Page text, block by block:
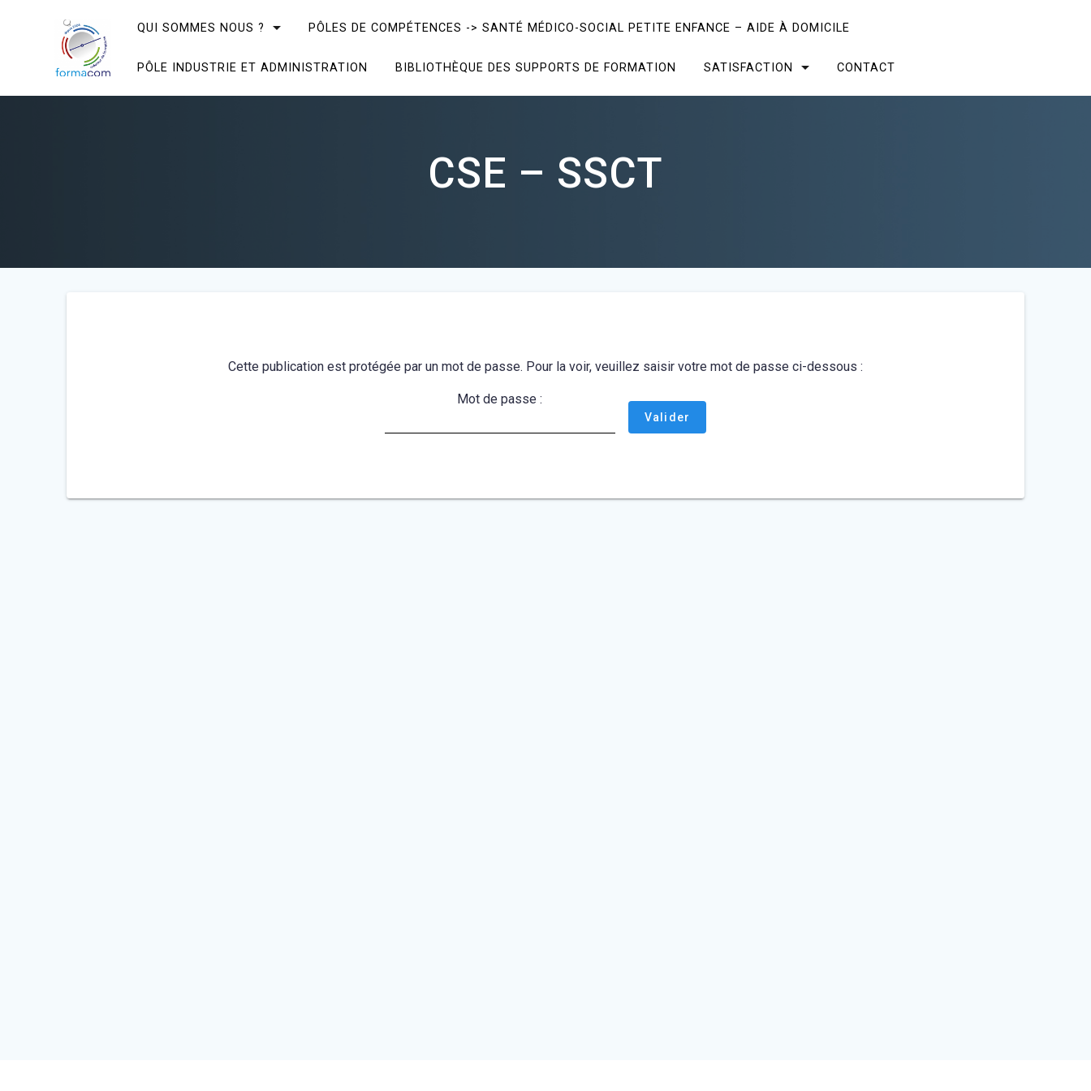
QUI SOMMES NOUS ? PÔLES DE COMPÉTENCES -> SANTÉ MÉDICO-SOCIAL PETITE ENFANCE – AIDE À DOMICILE
PÔLE INDUSTRIE ET ADMINISTRATION BIBLIOTHÈQUE DES SUPPORTS DE FORMATION SATISFACTION CONTACT
CSE – SSCT
Cette publication est protégée par un mot de passe. Pour la voir, veuillez saisir votre mot de passe ci-dessous :
Mot de passe :